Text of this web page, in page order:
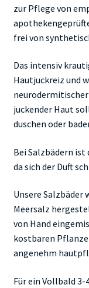
zur Pflege von
frei von
Das intensiv
Hautjuckreiz und
juckender Haut
duschen oder
Bei Salzbädern
da sich der Duft
Unsere Salzbäder
Meersalz
von Hand
kostbaren
angenehm
Für ein Vollbald 3-